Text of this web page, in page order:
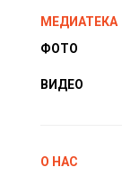
МЕДИАТЕКА
ФОТО
ВИДЕО
О НАС